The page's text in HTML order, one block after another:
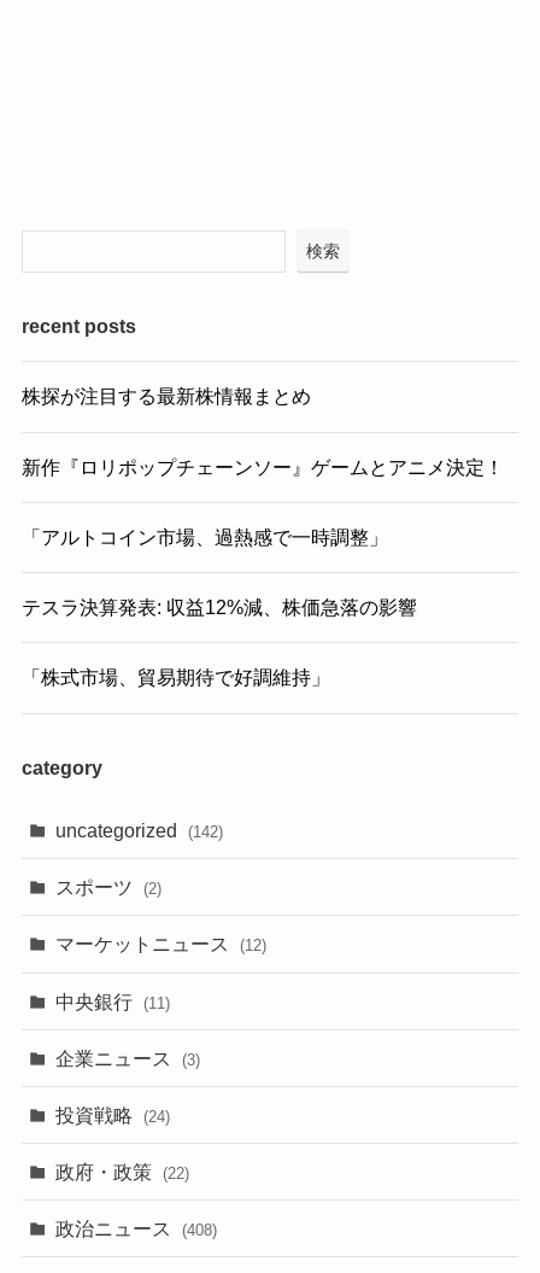
検索
recent posts
株探が注目する最新株情報まとめ
新作『ロリポップチェーンソー』ゲームとアニメ決定！
「アルトコイン市場、過熱感で一時調整」
テスラ決算発表: 収益12%減、株価急落の影響
「株式市場、貿易期待で好調維持」
category
uncategorized (142)
スポーツ (2)
マーケットニュース (12)
中央銀行 (11)
企業ニュース (3)
投資戦略 (24)
政府・政策 (22)
政治ニュース (408)